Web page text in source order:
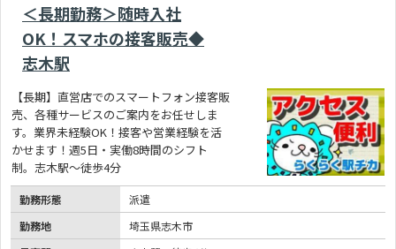
＜長期勤務＞随時入社
OK！スマホの接客販売◆
志木駅
【長期】直営店でのスマートフォン接客販
売、各種サービスのご案内をお任せしま
す。業界未経験OK！接客や営業経験を活
かせます！週5日・実働8時間のシフト
制。志木駅～徒歩4分
勤務形態
派遣
勤務地
埼玉県志木市